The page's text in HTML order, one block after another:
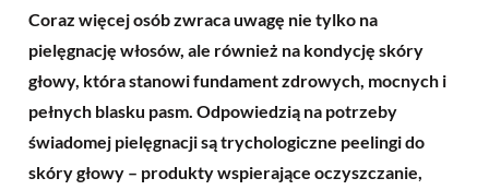
Coraz więcej osób zwraca uwagę nie tylko na
pielęgnację włosów, ale również na kondycję skóry
głowy, która stanowi fundament zdrowych, mocnych i
pełnych blasku pasm. Odpowiedzią na potrzeby
świadomej pielęgnacji są trychologiczne peelingi do
skóry głowy – produkty wspierające oczyszczanie,